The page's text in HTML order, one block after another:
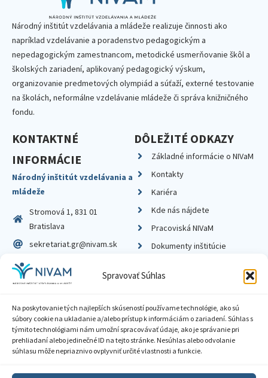
Spravovať Súhlas
Na poskytovanie tých najlepších skúseností používame technológie, ako sú
súbory cookie na ukladanie a/alebo prístup k informáciám o zariadení. Súhlas s
týmito technológiami nám umožní spracovávať údaje, ako je správanie pri
prehliadaní alebo jedinečné ID na tejto stránke. Nesúhlas alebo odvolanie
súhlasu môže nepriaznivo ovplyvniť určité vlastnosti a funkcie.
Národný inštitút vzdelávania a mládeže realizuje činnosti ako
napríklad vzdelávanie a poradenstvo pedagogickým a
nepedagogickým zamestnancom, metodické usmerňovanie škôl a
školských zariadení, aplikovaný pedagogický výskum,
organizovanie predmetových olympiád a súťaží, externé testovanie
na školách, neformálne vzdelávanie mládeže či správa knižničného
fondu.
KONTAKTNÉ
INFORMÁCIE
Národný inštitút vzdelávania a
mládeže
Stromová 1, 831 01
Bratislava
sekretariat.gr@nivam.sk
IČO: 00164348
DIČ: 2020798714
DÔLEŽITÉ ODKAZY
Základné informácie o NIVaM
Kontakty
Kariéra
Kde nás nájdete
Pracoviská NIVaM
Dokumenty inštitúcie
Zásady ochrany súkromia